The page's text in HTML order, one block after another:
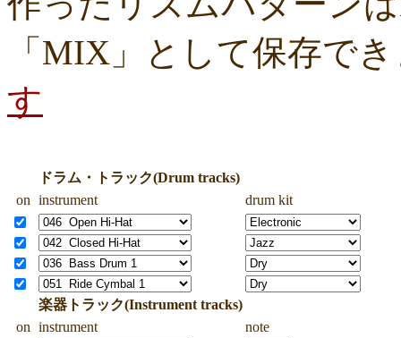
「MIX」として保存で
す
ドラム・トラック(Drum tracks)
on instrument drum kit
楽器トラック(Instrument tracks)
on instrument note